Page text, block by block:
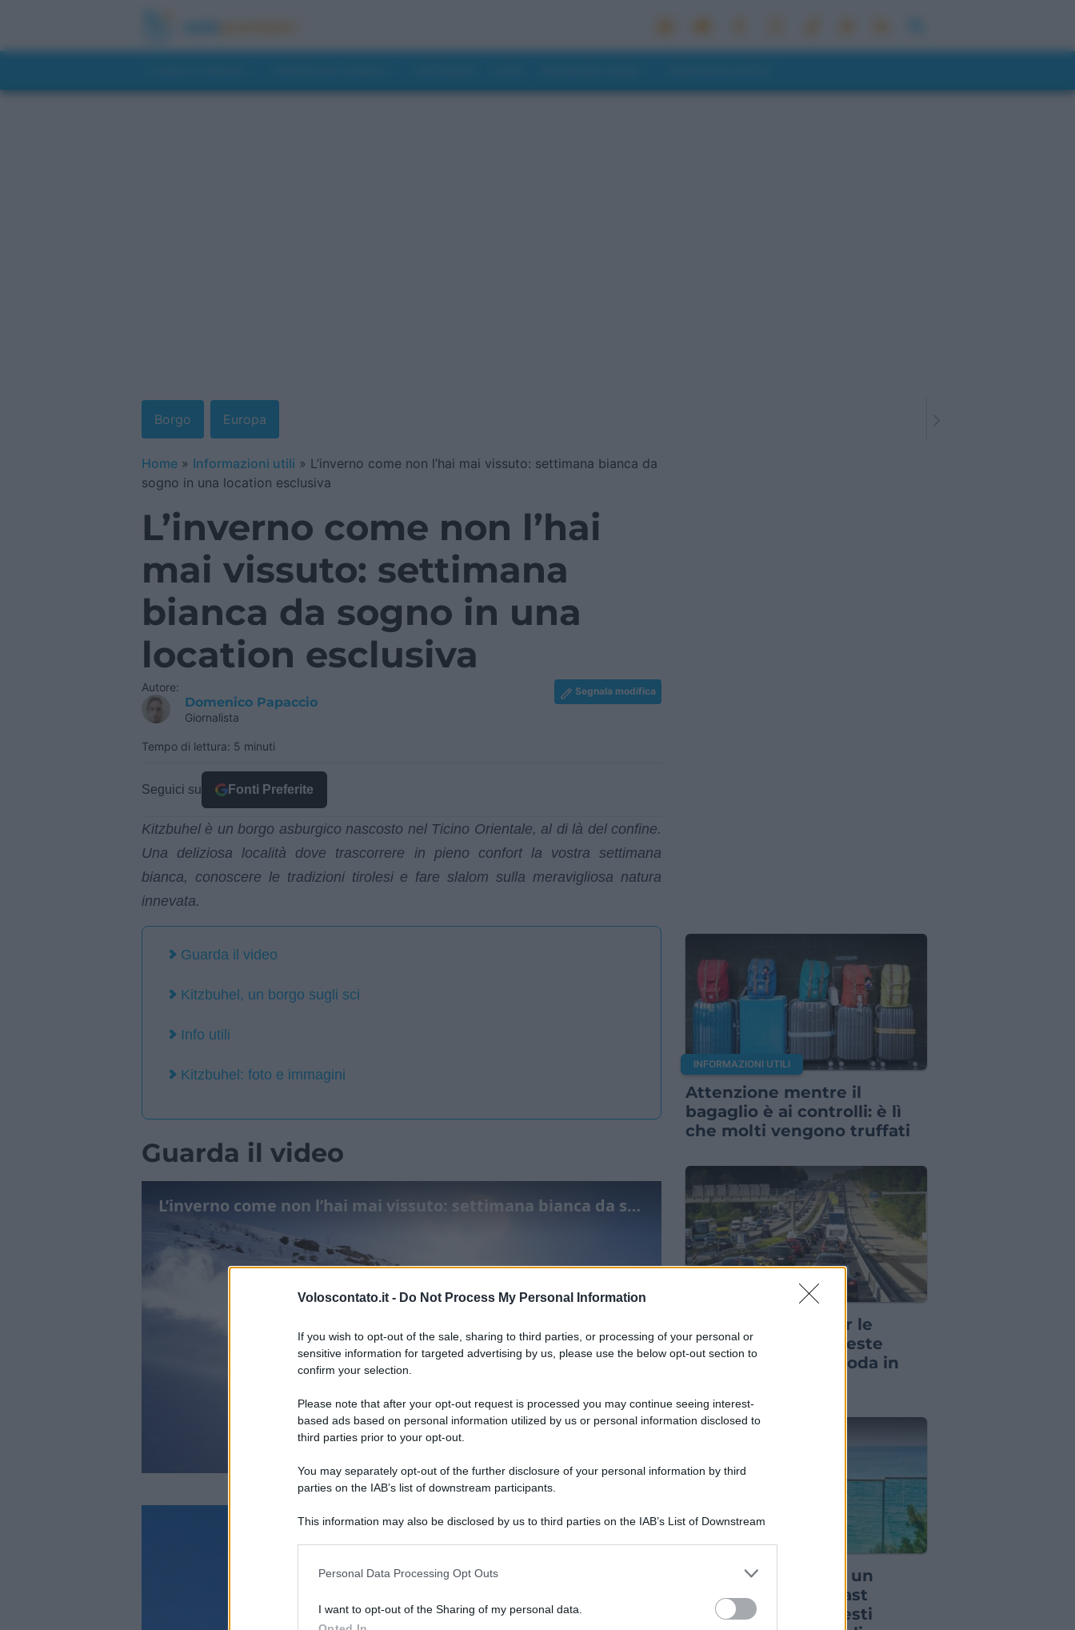
Voloscontato.it - Do Not Process My Personal Information
If you wish to opt-out of the sale, sharing to third parties, or processing of your personal or
sensitive information for targeted advertising by us, please use the below opt-out section to
confirm your selection.
Please note that after your opt-out request is processed you may continue seeing interest-
based ads based on personal information utilized by us or personal information disclosed to
third parties prior to your opt-out.
You may separately opt-out of the further disclosure of your personal information by third
parties on the IAB’s list of downstream participants.
This information may also be disclosed by us to third parties on the IAB’s List of Downstream
information including but not limited to your visit or usage behaviour. You may click to grant or
deny consent to Google and its third-party tags to use your data for below specified purposes
in below Google consent section.
Personal Data Processing Opt Outs
I want to opt-out of the Sharing of my personal data.
Borgo Europa
Home » Informazioni utili » L’inverno come non l’hai mai vissuto: settimana bianca da
sogno in una location esclusiva
L’inverno come non l’hai
mai vissuto: settimana
bianca da sogno in una
location esclusiva
Autore:
Domenico Papaccio
Giornalista
Segnala modifica
Tempo di lettura: 5 minuti
Seguici su Fonti Preferite
Kitzbuhel è un borgo asburgico nascosto nel Ticino Orientale, al di là del confine.
Una deliziosa località dove trascorrere in pieno confort la vostra settimana
bianca, conoscere le tradizioni tirolesi e fare slalom sulla meravigliosa natura
innevata.
Guarda il video
Kitzbuhel, un borgo sugli sci
Info utili
Kitzbuhel: foto e immagini
Guarda il video
L’inverno come non l’hai mai vissuto: settimana bianca da sogno in una location esclusiva
INFORMAZIONI UTILI
Attenzione mentre il
bagaglio è ai controlli: è lì
che molti vengono truffati
Prima di partire per le
vacanze guarda queste
date: rischi ore di coda in
INFORMAZIONI UTILI
Prima di prenotare un
villaggio turistico last
minute verifica questi